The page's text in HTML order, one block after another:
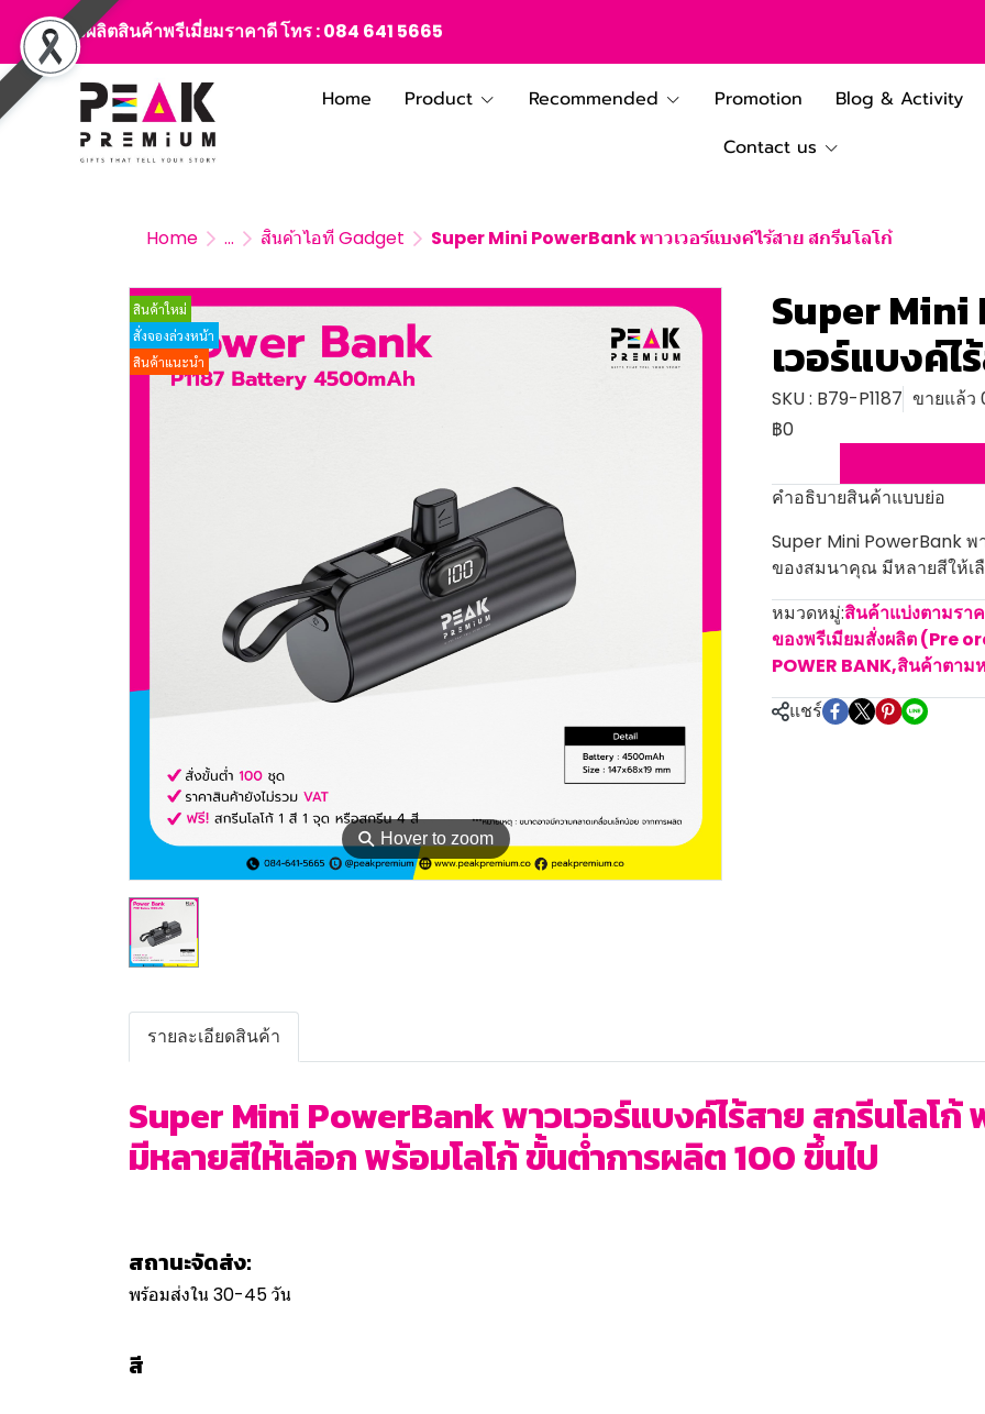
สั่งผลิตสินค้าพรีเมี่ยมราคาดี โทร :084 641 5665
Home Product Recommended Promotion Blog & Activity
Contact us
Home ... สินค้าไอที Gadget Super Mini PowerBank พาวเวอร์แบงค์ไร้สาย สกรีนโลโก้
⚲Hover to zoom
สินค้าใหม่
สั่งจองล่วงหน้า
สินค้าแนะนำ
Super Mini
เวอร์แบงค์ไ
SKU : B79-P1187 ขายแล้ว
฿0
คำอธิบายสินค้าแบบย่อ
Super Mini PowerBank
ของสมนาคุณ มีหลายสีให้เ
หมวดหมู่:สินค้าแบ่งตามรา
ของพรีเมียมสั่งผลิต (Pre
POWER BANK,สินค้าตาม
แชร์
รายละเอียดสินค้า
Super Mini PowerBank พาวเวอร์แบงค์ไร้สาย สกรีนโลโ
มีหลายสีให้เลือก พร้อมโลโก้ ขั้นต่ำการผลิต 100 ขึ้นไป
สถานะจัดส่ง:
พร้อมส่งใน 30-45 วัน
สี